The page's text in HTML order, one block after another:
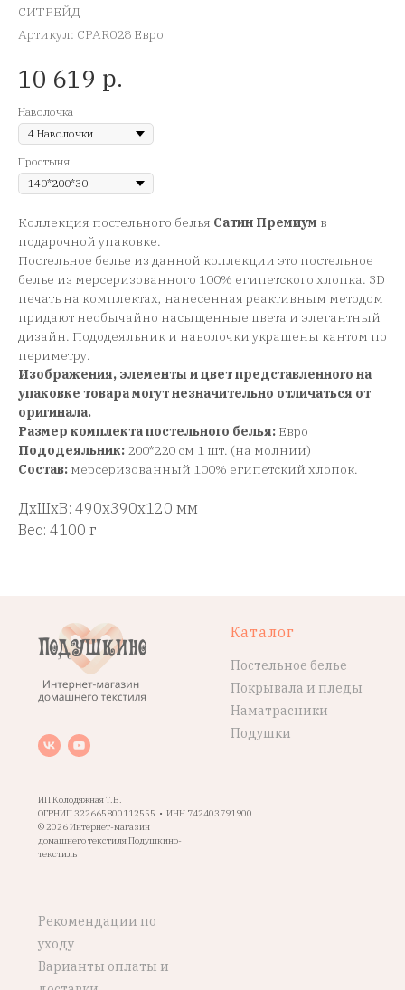
СИТРЕЙД
Артикул: CPAR028 Евро
10 619 р.
Наволочка
Простыня
Коллекция постельного белья Сатин Премиум в
подарочной упаковке.
Постельное белье из данной коллекции это постельное
белье из мерсеризованного 100% египетского хлопка. 3D
печать на комплектах, нанесенная реактивным методом
придают необычайно насыщенные цвета и элегантный
дизайн. Пододеяльник и наволочки украшены кантом по
периметру.
Изображения, элементы и цвет представленного на
упаковке товара могут незначительно отличаться от
оригинала.
Размер комплекта постельного белья: Евро
Пододеяльник: 200*220 см 1 шт. (на молнии)
Состав: мерсеризованный 100% египетский хлопок.
ДxШxВ: 490x390x120 мм
Вес: 4100 г
ИП Колодяжная Т.В.
ОГРНИП 322665800112555 • ИНН 742403791900
© 2026 Интернет-магазин
домашнего текстиля Подушкино-
текстиль
Каталог
Постельное белье
Покрывала и пледы
Наматрасники
Подушки
Рекомендации по
уходу
Варианты оплаты и